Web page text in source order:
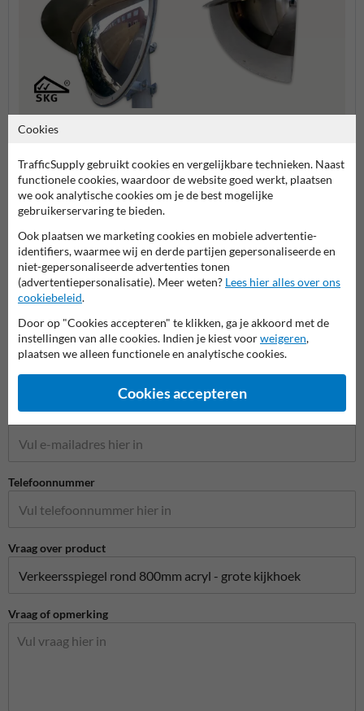
Buitenruimte
Veilig wonen spiegels
Stel je vraag aan Verkeersspiegel.be
Naam*
Bedrijfsnaam
E-mailadres*
Telefoonnummer
Vraag over product
Vraag of opmerking
Cookies
TrafficSupply gebruikt cookies en vergelijkbare technieken. Naast
functionele cookies, waardoor de website goed werkt, plaatsen
we ook analytische cookies om je de best mogelijke
gebruikerservaring te bieden.
Ook plaatsen we marketing cookies en mobiele advertentie-
identifiers, waarmee wij en derde partijen gepersonaliseerde en
niet-gepersonaliseerde advertenties tonen
(advertentiepersonalisatie). Meer weten? Lees hier alles over ons
cookiebeleid.
Door op "Cookies accepteren" te klikken, ga je akkoord met de
instellingen van alle cookies. Indien je kiest voorweigeren,
plaatsen we alleen functionele en analytische cookies.
Cookies accepteren